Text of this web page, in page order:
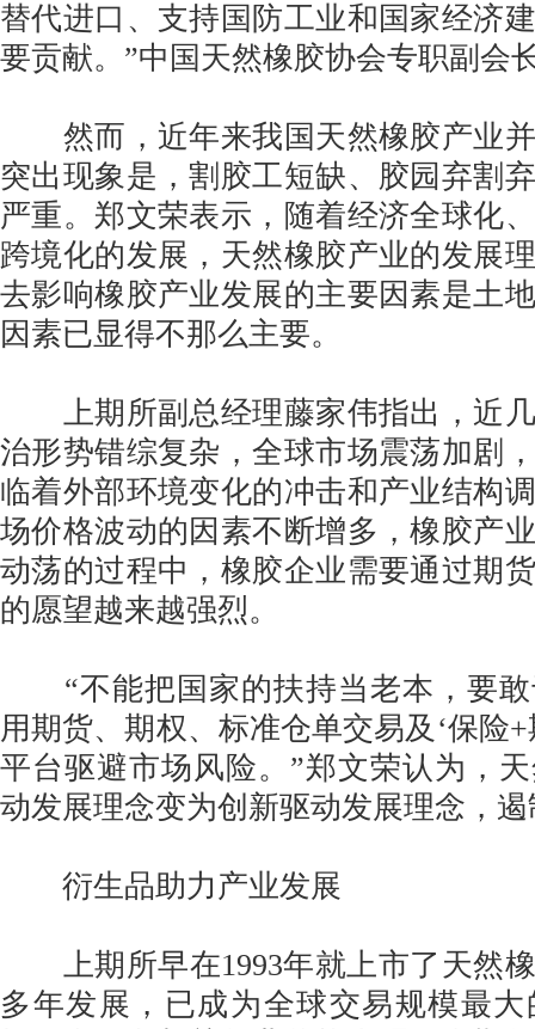
替代进口、支持国防工业和国家经济
要贡献。”中国天然橡胶协会专职副会
然而，近年来我国天然橡胶产业并
突出现象是，割胶工短缺、胶园弃割
严重。郑文荣表示，随着经济全球化
跨境化的发展，天然橡胶产业的发展
去影响橡胶产业发展的主要因素是土
因素已显得不那么主要。
上期所副总经理藤家伟指出，近几
治形势错综复杂，全球市场震荡加剧
临着外部环境变化的冲击和产业结构
场价格波动的因素不断增多，橡胶产
动荡的过程中，橡胶企业需要通过期
的愿望越来越强烈。
“不能把国家的扶持当老本，要敢
用期货、期权、标准仓单交易及‘保险
平台驱避市场风险。”郑文荣认为，
动发展理念变为创新驱动发展理念，
衍生品助力产业发展
上期所早在1993年就上市了天然
多年发展，已成为全球交易规模最